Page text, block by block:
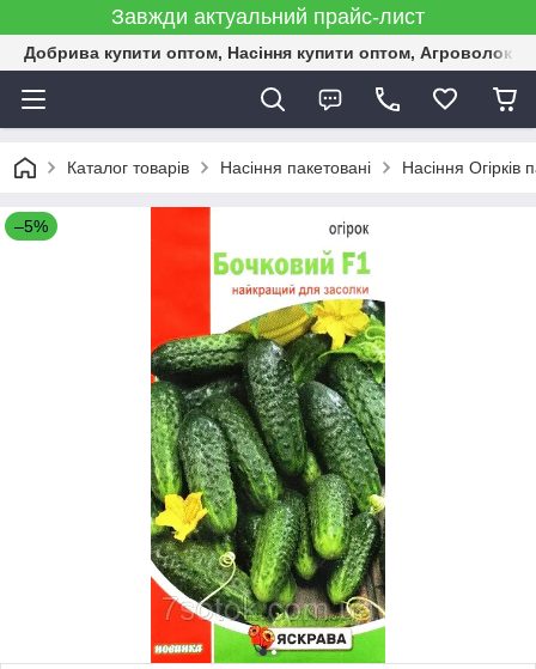
Завжди актуальний прайс-лист
Добрива купити оптом, Насіння купити оптом,
Каталог товарів Насіння пакетовані Насіння Огірків
–5%